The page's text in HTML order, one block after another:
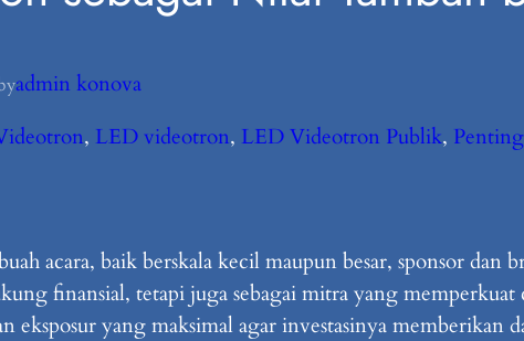
admin konova
, LED videotron, LED Videotron Publik,
acara, baik berskala kecil maupun besar, sponsor
finansial, tetapi juga sebagai mitra yang
eksposur yang maksimal agar investasinya memberikan